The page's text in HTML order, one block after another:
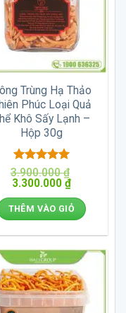
Trùng Hạ Thảo
Phúc Loại Quả
Khô Sấy Lạnh –
Hộp 30g
Được xếp
hạng 55
3.900.000₫
Giá
là:
3.900.000 ₫.
3.300.000₫Giá
tại
là:
3.300.000
THÊM VÀO GIỎ